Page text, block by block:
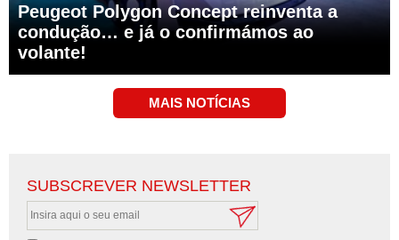
Peugeot Polygon Concept reinventa a
condução… e já o confirmámos ao
volante!
SUBSCREVER NEWSLETTER